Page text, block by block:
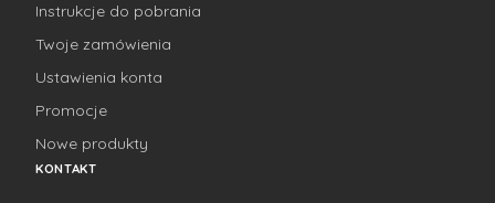
Instrukcje do pobrania
Twoje zamówienia
Ustawienia konta
Promocje
Nowe produkty
KONTAKT